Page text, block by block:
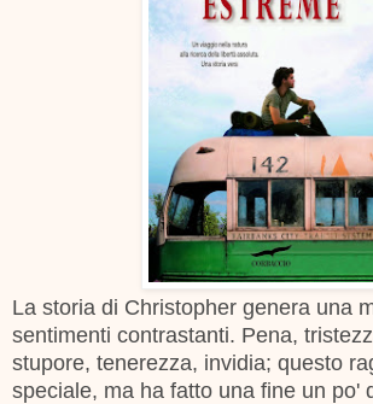
La storia di Christopher genera una
sentimenti contrastanti. Pena,
stupore, tenerezza, invidia; questo
speciale, ma ha fatto una fine un po'